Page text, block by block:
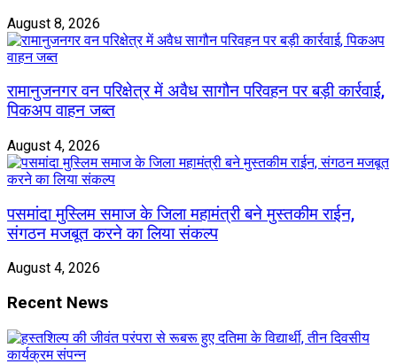
August 8, 2026
रामानुजनगर वन परिक्षेत्र में अवैध सागौन परिवहन पर बड़ी कार्रवाई,
पिकअप वाहन जब्त
August 4, 2026
पसमांदा मुस्लिम समाज के जिला महामंत्री बने मुस्तकीम राईन,
संगठन मजबूत करने का लिया संकल्प
August 4, 2026
Recent News